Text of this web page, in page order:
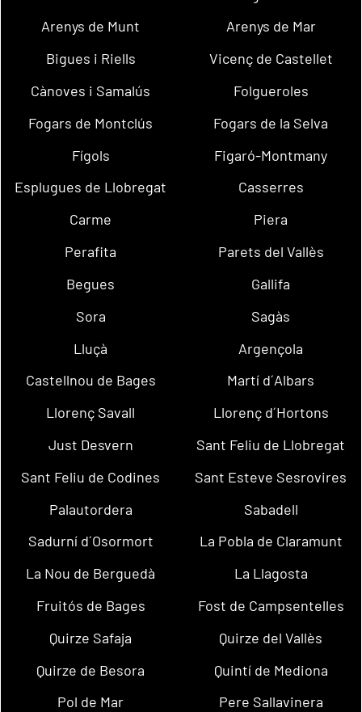
Arenys de Munt
Arenys de Mar
Bigues i Riells
Vicenç de Castellet
Cànoves i Samalús
Folgueroles
Fogars de Montclús
Fogars de la Selva
Fígols
Figaró-Montmany
Esplugues de Llobregat
Casserres
Carme
Piera
Perafita
Parets del Vallès
Begues
Gallifa
Sora
Sagàs
Lluçà
Argençola
Castellnou de Bages
Martí d´Albars
Llorenç Savall
Llorenç d´Hortons
Just Desvern
Sant Feliu de Llobregat
Sant Feliu de Codines
Sant Esteve Sesrovires
Palautordera
Sabadell
Sadurní d´Osormort
La Pobla de Claramunt
La Nou de Berguedà
La Llagosta
Fruitós de Bages
Fost de Campsentelles
Quirze Safaja
Quirze del Vallès
Quirze de Besora
Quintí de Mediona
Pol de Mar
Pere Sallavinera